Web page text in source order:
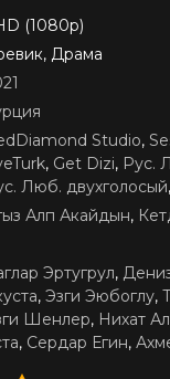
(1080p)
Драма
Studio,
, Get Dizi, Рус.
Люб. двухголосый,
Алп Акайдын,
Эртугрул,
, Эзги Эюбоглу,
Шенлер, Нихат
, Сердар Егин,